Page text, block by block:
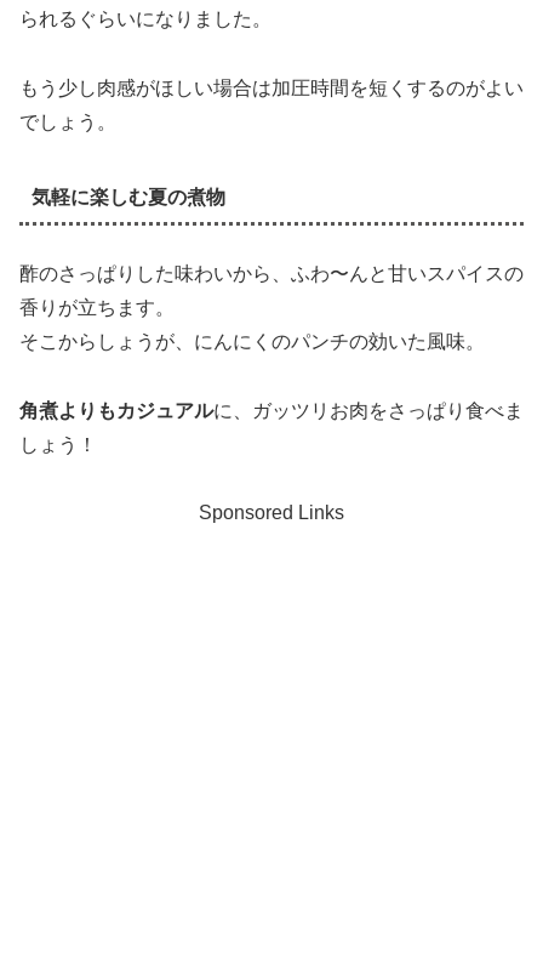
られるぐらいになりました。
もう少し肉感がほしい場合は加圧時間を短くするのがよい
でしょう。
気軽に楽しむ夏の煮物
酢のさっぱりした味わいから、ふわ〜んと甘いスパイスの
香りが立ちます。
そこからしょうが、にんにくのパンチの効いた風味。
角煮よりもカジュアルに、ガッツリお肉をさっぱり食べま
しょう！
Sponsored Links